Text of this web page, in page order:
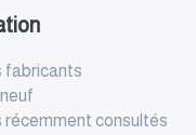
fabricants
récemment consultés